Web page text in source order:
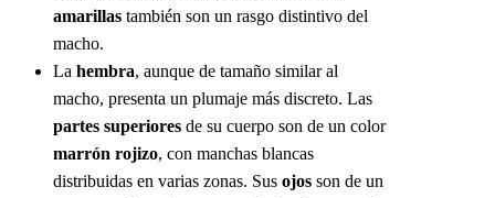
amarillas también son un rasgo distintivo del
macho.
La hembra, aunque de tamaño similar al
macho, presenta un plumaje más discreto. Las
partes superiores de su cuerpo son de un color
marrón rojizo, con manchas blancas
distribuidas en varias zonas. Sus ojos son de un